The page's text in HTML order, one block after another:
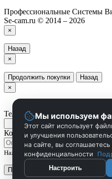
Профессиональные Системы
Se-cam.ru © 2014 – 2026
×
Назад
×
Продолжить покупки
Назад
×
Телефон
Комментарий
Нажмите Отправить чтобы сделать
Применить
Мы используем
Этот сайт использует
и улучшения
на сайте, вы
конфиденциальности
Настроить